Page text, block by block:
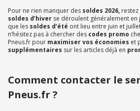
Pour ne rien manquer des soldes 2026,
soldes d’hiver se déroulent généralement
que les soldes d’été ont lieu entre juin et
n’hésitez pas à chercher des codes promo
Pneus.fr pour maximiser vos économies et
supplémentaires sur les articles déjà en
Comment contacter le
Pneus.fr ?